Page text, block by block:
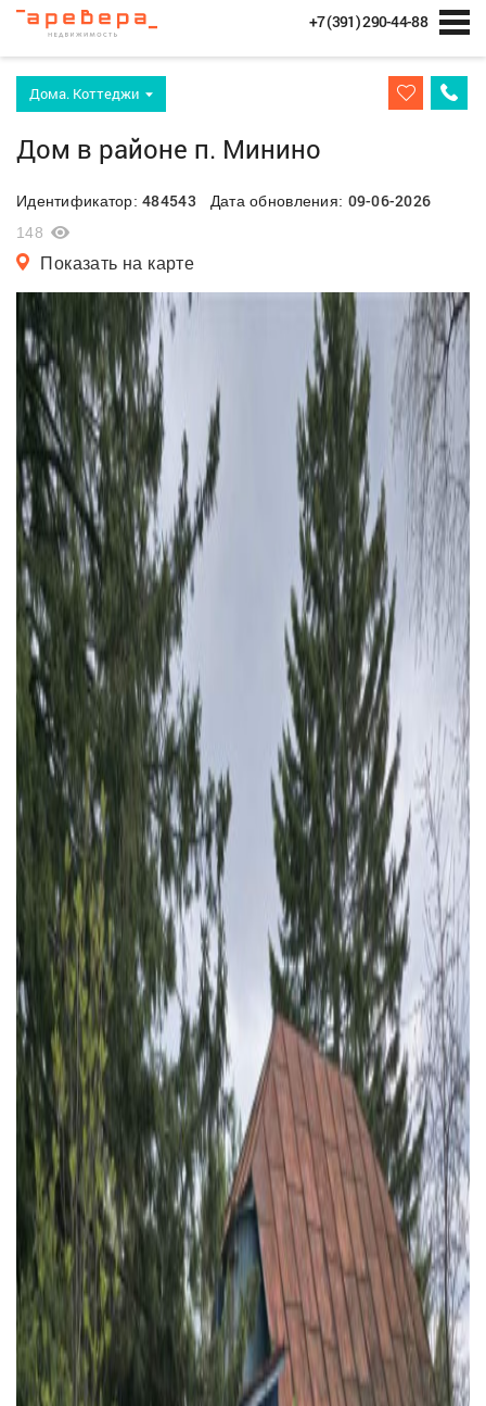
+7 (391) 290-44-88
Дома. Коттеджи
Дом в районе п. Минино
Идентификатор:484543 Дата обновления: 09-06-2026
148
Показать на карте